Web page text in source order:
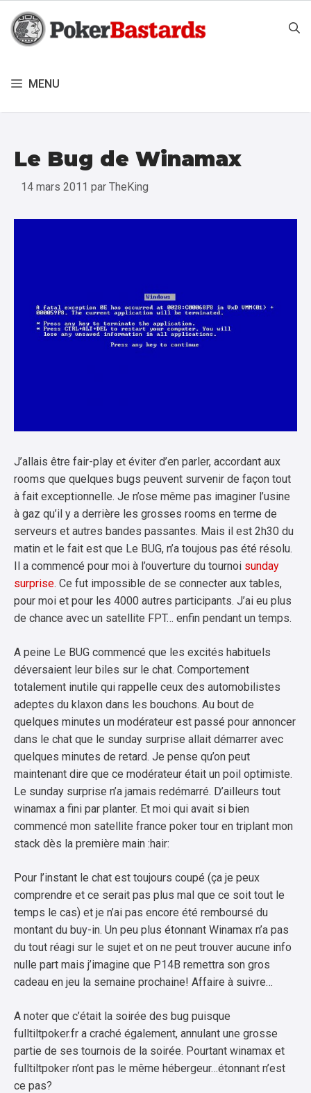
contenu
MENU
Le Bug de Winamax
14 mars 2011 par TheKing
J’allais être fair-play et éviter d’en parler, accordant aux
rooms que quelques bugs peuvent survenir de façon tout
à fait exceptionnelle. Je n’ose même pas imaginer l’usine
à gaz qu’il y a derrière les grosses rooms en terme de
serveurs et autres bandes passantes. Mais il est 2h30 du
matin et le fait est que Le BUG, n’a toujous pas été résolu.
Il a commencé pour moi à l’ouverture du tournoi sunday
surprise. Ce fut impossible de se connecter aux tables,
pour moi et pour les 4000 autres participants. J’ai eu plus
de chance avec un satellite FPT… enfin pendant un temps.
A peine Le BUG commencé que les excités habituels
déversaient leur biles sur le chat. Comportement
totalement inutile qui rappelle ceux des automobilistes
adeptes du klaxon dans les bouchons. Au bout de
quelques minutes un modérateur est passé pour annoncer
dans le chat que le sunday surprise allait démarrer avec
quelques minutes de retard. Je pense qu’on peut
maintenant dire que ce modérateur était un poil optimiste.
Le sunday surprise n’a jamais redémarré. D’ailleurs tout
winamax a fini par planter. Et moi qui avait si bien
commencé mon satellite france poker tour en triplant mon
stack dès la première main :hair:
Pour l’instant le chat est toujours coupé (ça je peux
comprendre et ce serait pas plus mal que ce soit tout le
temps le cas) et je n’ai pas encore été remboursé du
montant du buy-in. Un peu plus étonnant Winamax n’a pas
du tout réagi sur le sujet et on ne peut trouver aucune info
nulle part mais j’imagine que P14B remettra son gros
cadeau en jeu la semaine prochaine! Affaire à suivre…
A noter que c’était la soirée des bug puisque
fulltiltpoker.fr a craché également, annulant une grosse
partie de ses tournois de la soirée. Pourtant winamax et
fulltiltpoker n’ont pas le même hébergeur…étonnant n’est
ce pas?